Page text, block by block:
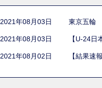
2021年08月03日 東京五輪
2021年08月03日 【U-24
2021年08月02日 【結果